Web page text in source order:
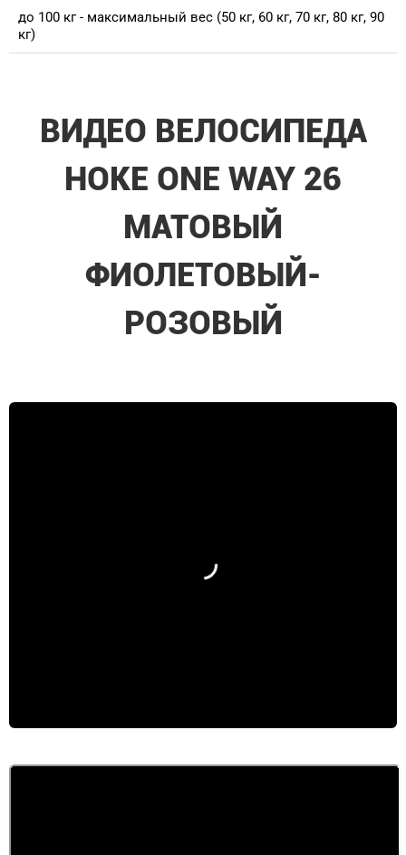
до 100 кг - максимальный вес (50 кг, 60 кг, 70 кг, 80 кг, 90
кг)
ВИДЕО ВЕЛОСИПЕДА
HOKE ONE WAY 26
МАТОВЫЙ
ФИОЛЕТОВЫЙ-
РОЗОВЫЙ